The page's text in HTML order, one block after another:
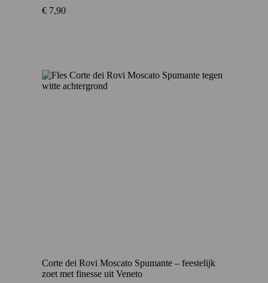
€ 7,90
Corte dei Rovi Moscato Spumante – feestelijk
zoet met finesse uit Veneto